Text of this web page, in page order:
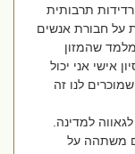
תרבותית
על חבורת אנשים
שהמזון
אני יכול
לנו זה
למדינה.
על